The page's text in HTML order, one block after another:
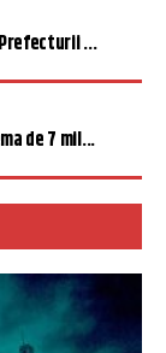
Prefecturii ...
de 7 mil...